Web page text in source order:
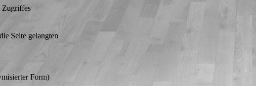
Zugriffes
Seite gelangten
Form)